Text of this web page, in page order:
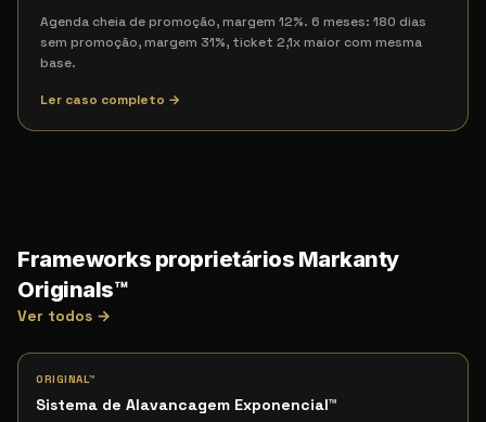
Agenda cheia de promoção, margem 12%. 6 meses: 180 dias
sem promoção, margem 31%, ticket 2,1x maior com mesma
base.
Ler caso completo →
Frameworks proprietários Markanty
Originals™
Ver todos →
ORIGINAL™
Sistema de Alavancagem Exponencial™